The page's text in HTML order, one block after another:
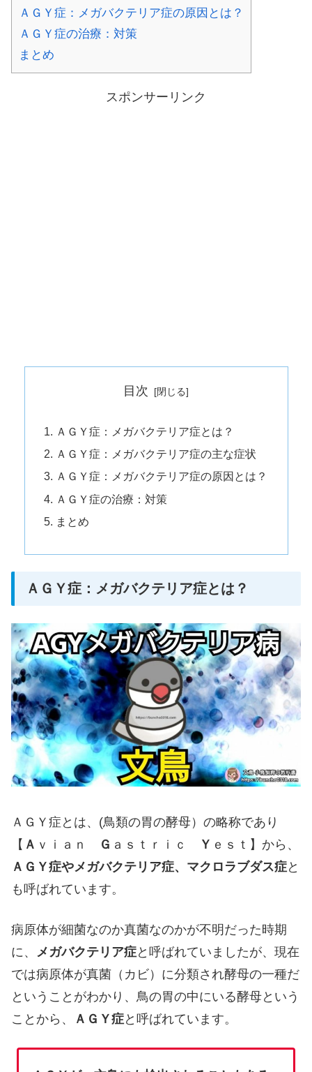
ＡＧＹ症：メガバクテリア症の原因とは？
ＡＧＹ症の治療：対策
まとめ
スポンサーリンク
目次
ＡＧＹ症：メガバクテリア症とは？
ＡＧＹ症：メガバクテリア症の主な症状
ＡＧＹ症：メガバクテリア症の原因とは？
ＡＧＹ症の治療：対策
まとめ
ＡＧＹ症：メガバクテリア症とは？
ＡＧＹ症とは、(鳥類の胃の酵母）の略称であり
【 Ａ ｖｉａｎ Ｇ ａｓｔｒｉｃ Ｙ ｅｓｔ】から、
ＡＧＹ症やメガバクテリア症、マクロラブダス症と
も呼ばれています。
病原体が細菌なのか真菌なのかが不明だった時期
に、
メガバクテリア症と呼ばれていましたが、現在
では病原体が真菌（カビ）に分類され酵母の一種だ
ということがわかり、鳥の胃の中にいる酵母という
ことから、
ＡＧＹ症と呼ばれています。